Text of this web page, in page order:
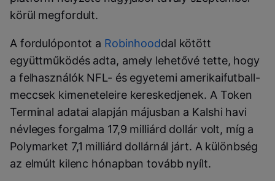
körül megfordult.
A fordulópontot a Robinhooddal kötött
együttműködés adta, amely lehetővé tette, hogy
a felhasználók NFL- és egyetemi amerikaifutball-
meccsek kimeneteleire kereskedjenek. A Token
Terminal adatai alapján májusban a Kalshi havi
névleges forgalma 17,9 milliárd dollár volt, míg a
Polymarket 7,1 milliárd dollárnál járt. A különbség
az elmúlt kilenc hónapban tovább nyílt.